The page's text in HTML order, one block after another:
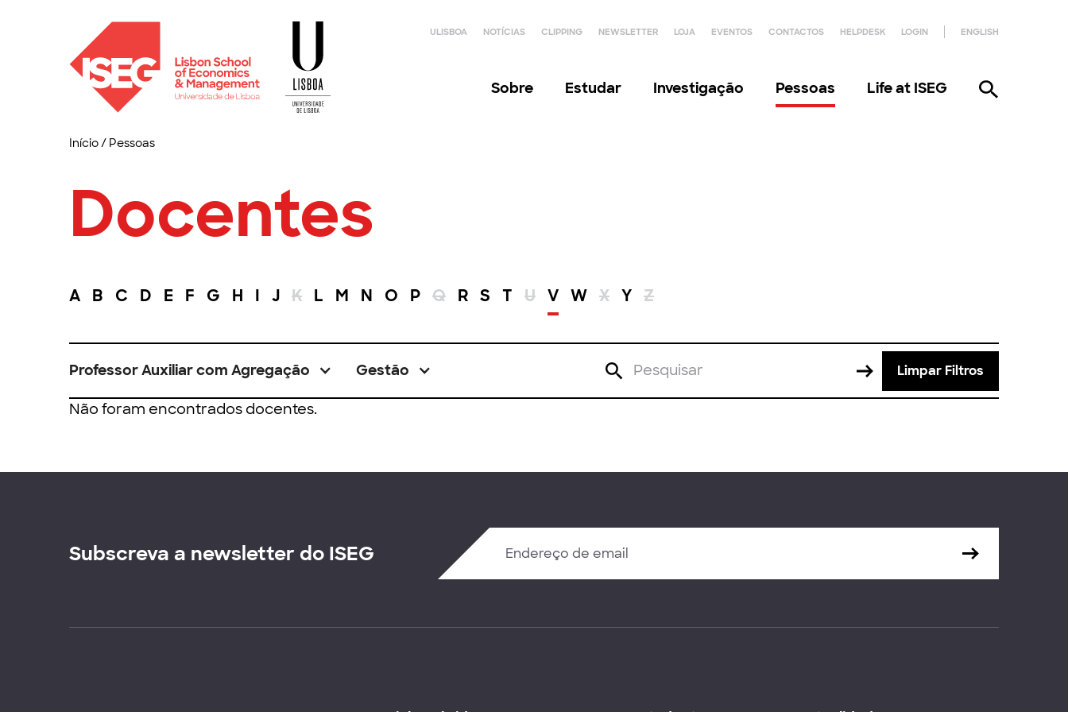
ULISBOA NOTÍCIAS CLIPPING NEWSLETTER LOJA EVENTOS CONTACTOS HELPDESK LOGIN ENGLISH
Sobre Estudar Investigação Pessoas Life at ISEG
Início/ Pessoas
Docentes
A B C D E F G H I J K L M N O P Q R S T U V W X Y Z
Professor Auxiliar com Agregação Gestão Limpar Filtros
Não foram encontrados docentes.
Subscreva a newsletter do ISEG